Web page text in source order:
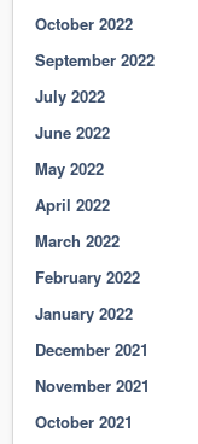
October 2022
September 2022
July 2022
June 2022
May 2022
April 2022
March 2022
February 2022
January 2022
December 2021
November 2021
October 2021